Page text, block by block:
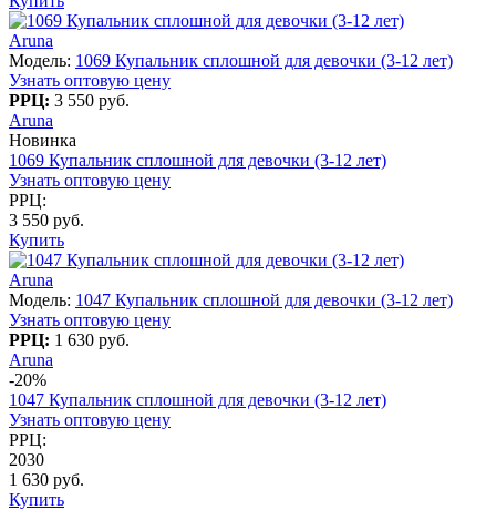
Aruna
Модель: 1069 Купальник сплошной для девочки (3-12 лет)
Узнать оптовую цену
РРЦ: 3 550 руб.
Aruna
Новинка
1069 Купальник сплошной для девочки (3-12 лет)
Узнать оптовую цену
РРЦ:
3 550 руб.
Купить
Aruna
Модель: 1047 Купальник сплошной для девочки (3-12 лет)
Узнать оптовую цену
РРЦ: 1 630 руб.
Aruna
-20%
1047 Купальник сплошной для девочки (3-12 лет)
Узнать оптовую цену
РРЦ:
2030
1 630 руб.
Купить